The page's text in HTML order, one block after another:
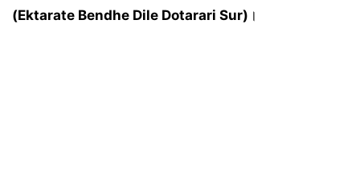
(Ektarate Bendhe Dile Dotarari Sur) ।